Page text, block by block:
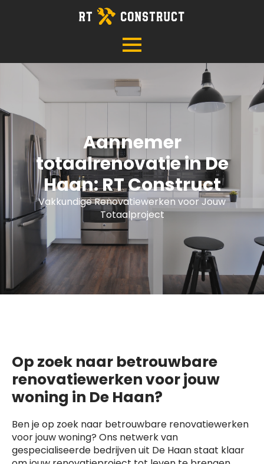
Aannemer
totaalrenovatie in De
Haan: RT Construct
Vakkundige Renovatiewerken voor Jouw
Totaalproject
Op zoek naar betrouwbare
renovatiewerken voor jouw
woning in De Haan?
Ben je op zoek naar betrouwbare renovatiewerken
voor jouw woning? Ons netwerk van
gespecialiseerde bedrijven uit De Haan staat klaar